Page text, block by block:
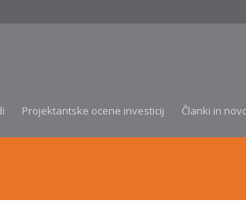
Projektantske ocene investicij Članki in